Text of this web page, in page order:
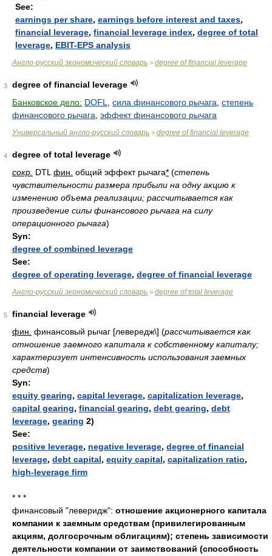
See:
earnings per share, earnings before interest and taxes,
financial leverage, financial leverage index, degree of total
leverage, EBIT-EPS analysis
Англо-русский экономический словарь > degree of financial leverage
3
degree of financial leverage
Банковское дело: DOFL сила финансового рычага степень
финансового рычага эффект финансового рычага
Универсальный англо-русский словарь > degree of financial leverage
4
degree of total leverage
сокр. DTL фин. общий эффект рычага* (степень
чувствительности размера прибыли на одну акцию к
изменению объема реализации; рассчитывается как
произведение силы финансового рычага на силу
операционного рычага)
Syn:
degree of combined leverage
See:
degree of operating leverage, degree of financial leverage
Англо-русский экономический словарь > degree of total leverage
5
financial leverage
фин. финансовый рычаг [левередж\] (рассчитывается как
отношение заемного капитала к собственному капиталу;
характеризует интенсивность использования заемных
средств)
Syn:
equity gearing, capital leverage, capitalization leverage,
capital gearing, financial gearing, debt gearing, debt
leverage, gearing 2)
See:
positive leverage, negative leverage, degree of financial
leverage, debt capital, equity capital, capitalization ratio,
high-leverage firm
* * *
финансовый "леверидж": отношение акционерного капитала
компании к заемным средствам (привилегированным
акциям, долгосрочным облигациям); степень зависимости
деятельности компании от заимствований (способность